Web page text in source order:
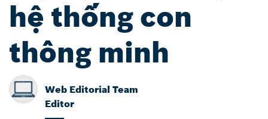
hệ thống con
thông minh
Web Editorial Team
Editor